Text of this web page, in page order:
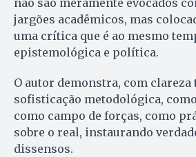
não são meramente evocados
jargões acadêmicos, mas
uma crítica que é ao mesmo
epistemológica e política.
O autor demonstra, com clareza
sofisticação metodológica,
como campo de forças, como
sobre o real, instaurando
dissensos.